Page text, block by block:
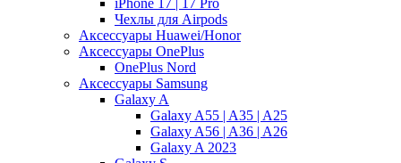
Чехлы для Airpods
Аксессуары Huawei/Honor
Аксессуары OnePlus
OnePlus Nord
Аксессуары Samsung
Galaxy A
Galaxy A55 | A35 | A25
Galaxy A56 | A36 | A26
Galaxy A 2023